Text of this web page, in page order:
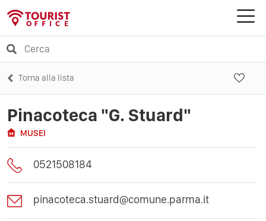
Torna alla lista
Pinacoteca "G. Stuard"
MUSEI
0521508184
pinacoteca.stuard@comune.parma.it